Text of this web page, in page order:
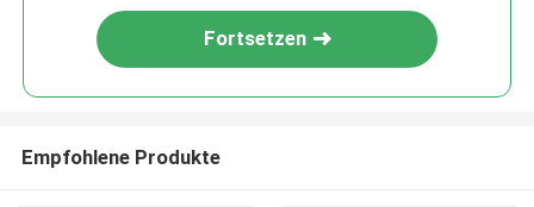
Fortsetzen
Empfohlene Produkte